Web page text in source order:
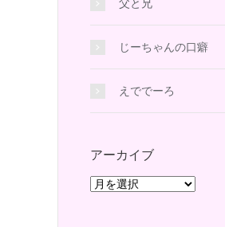
父と兄
じーちゃんの口癖
えででーろ
アーカイブ
ア